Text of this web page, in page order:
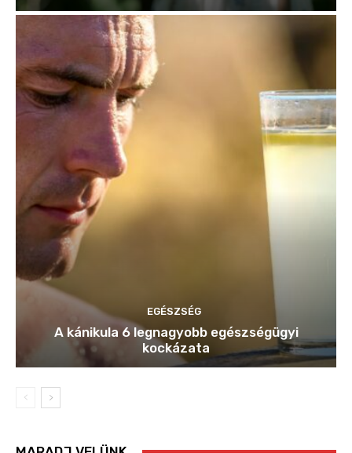
EGÉSZSÉG
A kánikula 6 legnagyobb egészségügyi
kockázata